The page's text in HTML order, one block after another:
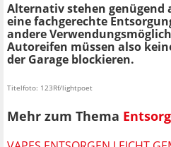
Alternativ stehen genügend
eine fachgerechte
andere
Autoreifen müssen also
der Garage blockieren.
Titelfoto: 123Rf/lightpoet
Mehr zum Thema